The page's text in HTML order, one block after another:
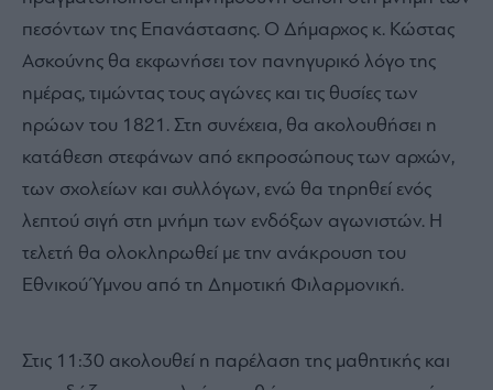
πεσόντων της Επανάστασης. Ο Δήμαρχος κ. Κώστας
Ασκούνης θα εκφωνήσει τον πανηγυρικό λόγο της
ημέρας, τιμώντας τους αγώνες και τις θυσίες των
ηρώων του 1821. Στη συνέχεια, θα ακολουθήσει η
κατάθεση στεφάνων από εκπροσώπους των αρχών,
των σχολείων και συλλόγων, ενώ θα τηρηθεί ενός
λεπτού σιγή στη μνήμη των ενδόξων αγωνιστών. Η
τελετή θα ολοκληρωθεί με την ανάκρουση του
Εθνικού Ύμνου από τη Δημοτική Φιλαρμονική.
Στις 11:30 ακολουθεί η παρέλαση της μαθητικής και